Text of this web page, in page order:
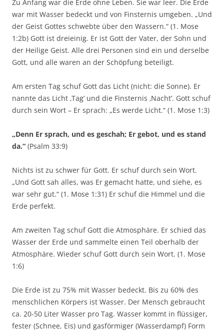
Zu Anfang war die Erde ohne Leben. Sie war leer. Die Erde
war mit Wasser bedeckt und von Finsternis umgeben. „Und
der Geist Gottes schwebte über den Wassern.“ (1. Mose
1:2b) Gott ist dreieinig. Er ist Gott der Vater, der Sohn und
der Heilige Geist. Alle drei Personen sind ein und derselbe
Gott, und alle waren an der Schöpfung beteiligt.
Am ersten Tag schuf Gott das Licht (nicht: die Sonne). Er
nannte das Licht ‚Tag’ und die Finsternis ‚Nacht’. Gott schuf
durch sein Wort – Er sprach: „Es werde Licht.“ (1. Mose 1:3)
„Denn Er sprach, und es geschah; Er gebot, und es stand
da.“ (Psalm 33:9)
Nichts ist zu schwer für Gott. Er schuf durch sein Wort.
„Und Gott sah alles, was Er gemacht hatte, und siehe, es
war sehr gut.“ (1. Mose 1:31) Er schuf die Himmel und die
Erde perfekt.
Am zweiten Tag schuf Gott die Atmosphäre. Er schied das
Wasser der Erde und sammelte einen Teil oberhalb der
Atmosphäre. Wieder schuf Gott durch sein Wort. (1. Mose
1:6)
Die Erde ist zu 75% mit Wasser bedeckt. Bis zu 60% des
menschlichen Körpers ist Wasser. Der Mensch gebraucht
ca. 20-50 Liter Wasser pro Tag. Wasser kommt in flüssiger,
fester (Schnee, Eis) und gasförmiger (Wasserdampf) Form